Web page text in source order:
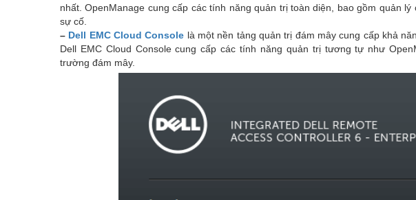
nhất. OpenManage cung cấp các tính năng quản trị toàn diện, bao gồm quản
sự cố.
– Dell EMC Cloud Console là một nền tảng quản trị đám mây cung cấp khả
Dell EMC Cloud Console cung cấp các tính năng quản trị tương tự như
trường đám mây.